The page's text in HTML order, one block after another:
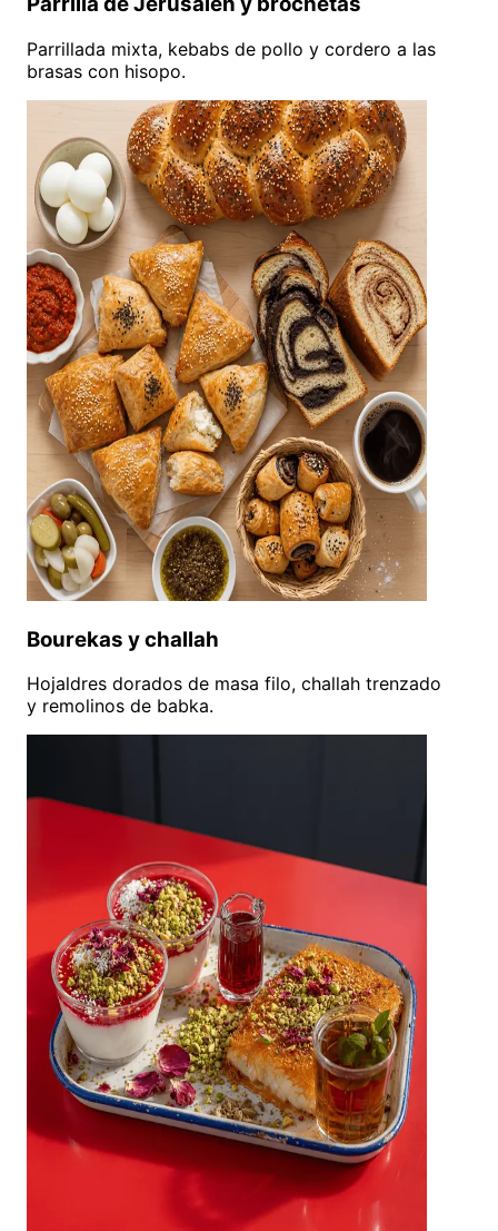
Parrillada mixta, kebabs de pollo y cordero a las
brasas con hisopo.
Bourekas y challah
Hojaldres dorados de masa filo, challah trenzado
y remolinos de babka.